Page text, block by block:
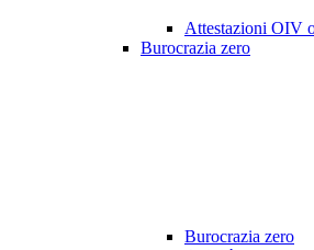
Attestazioni OIV
Burocrazia zero
Burocrazia zero